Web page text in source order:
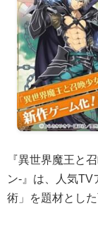
『異世界魔王と
ン-』は、人気TV
術」を題材とし